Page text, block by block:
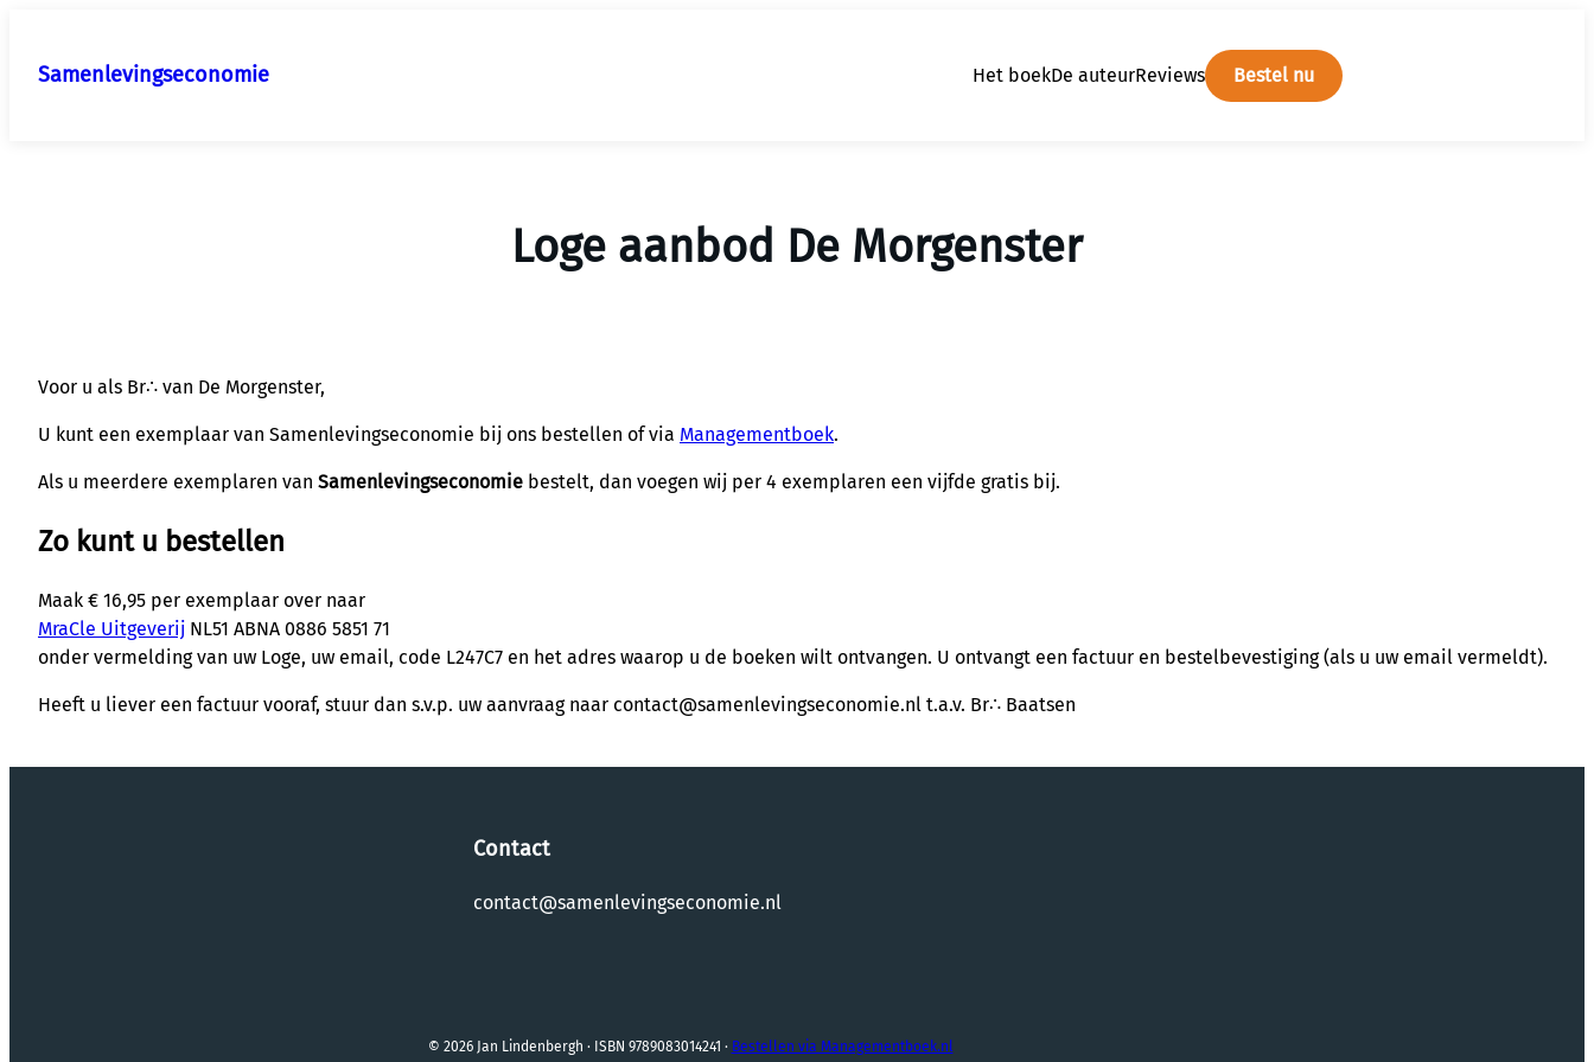
Samenlevingseconomie Het boekDe auteurReviews Bestel nu
Loge aanbod De Morgenster
Voor u als Br∴ van De Morgenster,
U kunt een exemplaar van Samenlevingseconomie bij ons bestellen of via Managementboek.
Als u meerdere exemplaren van Samenlevingseconomie bestelt, dan voegen wij per 4 exemplaren een vijfde gratis bij.
Zo kunt u bestellen
Maak € 16,95 per exemplaar over naar
MraCle Uitgeverij NL51 ABNA 0886 5851 71
onder vermelding van uw Loge, uw email, code L247C7 en het adres waarop u de boeken wilt ontvangen. U ontvangt een factuur en bestelbevestiging (als u uw email vermeldt).
Heeft u liever een factuur vooraf, stuur dan s.v.p. uw aanvraag naar contact@samenlevingseconomie.nl t.a.v. Br∴ Baatsen
Contact
contact@samenlevingseconomie.nl
© 2026 Jan Lindenbergh · ISBN 9789083014241 · Bestellen via Managementboek.nl